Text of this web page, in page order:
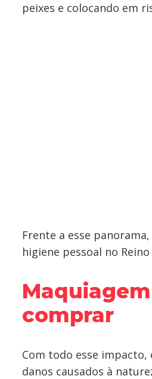
peixes e colocando em
Frente a esse
higiene pessoal no
comprar
Com todo esse impacto,
danos causados à